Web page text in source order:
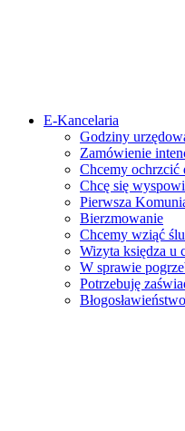
E-Kancelaria
Godziny
Zamówienie
Chcemy ochrzcić
Chcę się
Pierwsza
Bierzmowanie
Chcemy wziąć
Wizyta księdza u
W sprawie
Potrzebuję